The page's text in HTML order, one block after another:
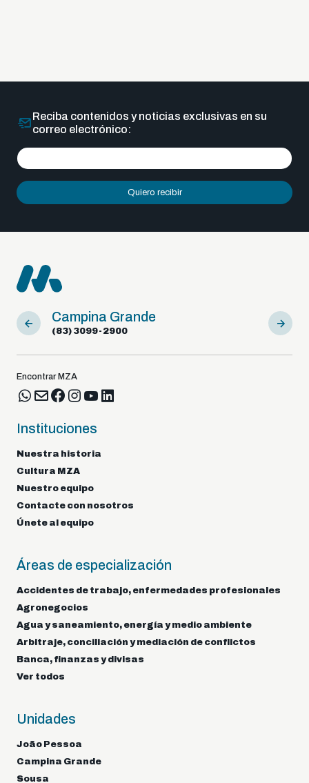
Reciba contenidos y noticias exclusivas en su
correo electrónico:
Quiero recibir
Campina Grande
(83) 3099-2900
Sousa
(83)
Encontrar MZA
Instituciones
Nuestra historia
Cultura MZA
Nuestro equipo
Contacte con nosotros
Únete al equipo
Áreas de especialización
Accidentes de trabajo, enfermedades profesionales
Agronegocios
Agua y saneamiento, energía y medio ambiente
Arbitraje, conciliación y mediación de conflictos
Banca, finanzas y divisas
Ver todos
Unidades
João Pessoa
Campina Grande
Sousa